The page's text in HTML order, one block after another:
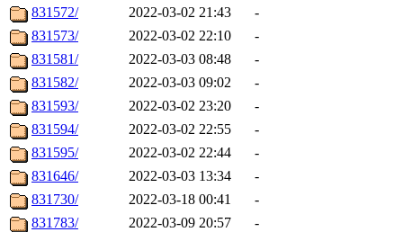
831572/
2022-03-02 21:43
-
831573/
2022-03-02 22:10
-
831581/
2022-03-03 08:48
-
831582/
2022-03-03 09:02
-
831593/
2022-03-02 23:20
-
831594/
2022-03-02 22:55
-
831595/
2022-03-02 22:44
-
831646/
2022-03-03 13:34
-
831730/
2022-03-18 00:41
-
831783/
2022-03-09 20:57
-